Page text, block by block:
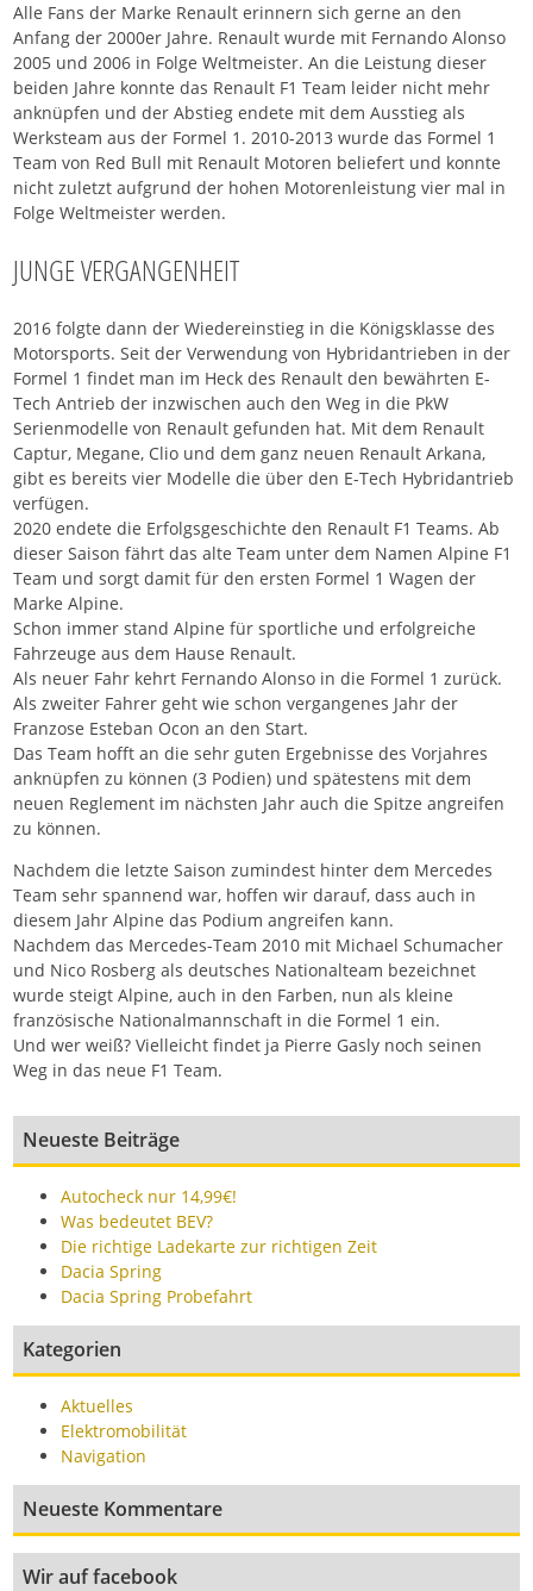
Alle Fans der Marke Renault erinnern sich gerne an den
Anfang der 2000er Jahre. Renault wurde mit Fernando Alonso
2005 und 2006 in Folge Weltmeister. An die Leistung dieser
beiden Jahre konnte das Renault F1 Team leider nicht mehr
anknüpfen und der Abstieg endete mit dem Ausstieg als
Werksteam aus der Formel 1. 2010-2013 wurde das Formel 1
Team von Red Bull mit Renault Motoren beliefert und konnte
nicht zuletzt aufgrund der hohen Motorenleistung vier mal in
Folge Weltmeister werden.
JUNGE VERGANGENHEIT
2016 folgte dann der Wiedereinstieg in die Königsklasse des
Motorsports. Seit der Verwendung von Hybridantrieben in der
Formel 1 findet man im Heck des Renault den bewährten E-
Tech Antrieb der inzwischen auch den Weg in die PkW
Serienmodelle von Renault gefunden hat. Mit dem Renault
Captur, Megane, Clio und dem ganz neuen Renault Arkana,
gibt es bereits vier Modelle die über den E-Tech Hybridantrieb
verfügen.
2020 endete die Erfolgsgeschichte den Renault F1 Teams. Ab
dieser Saison fährt das alte Team unter dem Namen Alpine F1
Team und sorgt damit für den ersten Formel 1 Wagen der
Marke Alpine.
Schon immer stand Alpine für sportliche und erfolgreiche
Fahrzeuge aus dem Hause Renault.
Als neuer Fahr kehrt Fernando Alonso in die Formel 1 zurück.
Als zweiter Fahrer geht wie schon vergangenes Jahr der
Franzose Esteban Ocon an den Start.
Das Team hofft an die sehr guten Ergebnisse des Vorjahres
anknüpfen zu können (3 Podien) und spätestens mit dem
neuen Reglement im nächsten Jahr auch die Spitze angreifen
zu können.
Nachdem die letzte Saison zumindest hinter dem Mercedes
Team sehr spannend war, hoffen wir darauf, dass auch in
diesem Jahr Alpine das Podium angreifen kann.
Nachdem das Mercedes-Team 2010 mit Michael Schumacher
und Nico Rosberg als deutsches Nationalteam bezeichnet
wurde steigt Alpine, auch in den Farben, nun als kleine
französische Nationalmannschaft in die Formel 1 ein.
Und wer weiß? Vielleicht findet ja Pierre Gasly noch seinen
Weg in das neue F1 Team.
Neueste Beiträge
Autocheck nur 14,99€!
Was bedeutet BEV?
Die richtige Ladekarte zur richtigen Zeit
Dacia Spring
Dacia Spring Probefahrt
Kategorien
Aktuelles
Elektromobilität
Navigation
Neueste Kommentare
Wir auf facebook